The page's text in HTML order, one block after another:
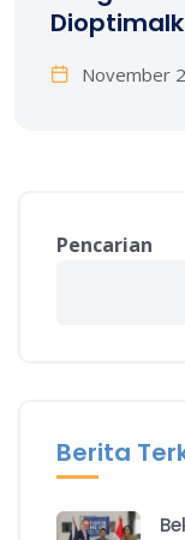
November
Pencarian
Berita